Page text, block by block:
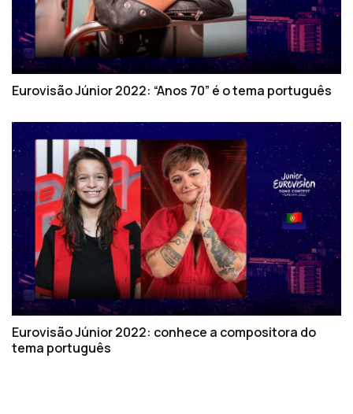
Eurovisão Júnior 2022: “Anos 70” é o tema português
Eurovisão Júnior 2022: conhece a compositora do
tema português